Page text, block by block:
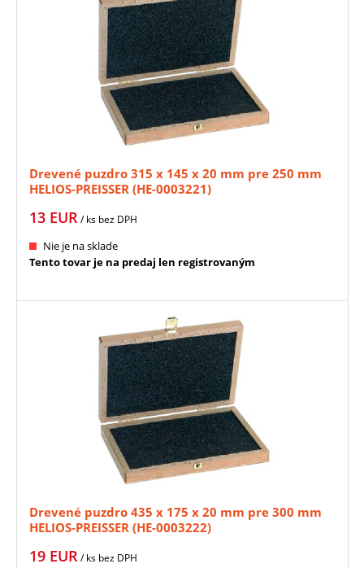
Drevené puzdro 315 x 145 x 20 mm pre 250 mm
HELIOS-PREISSER (HE-0003221)
13 EUR/ ks bez DPH
Nie je na sklade
Tento tovar je na predaj len registrovaným
Drevené puzdro 435 x 175 x 20 mm pre 300 mm
HELIOS-PREISSER (HE-0003222)
19 EUR/ ks bez DPH